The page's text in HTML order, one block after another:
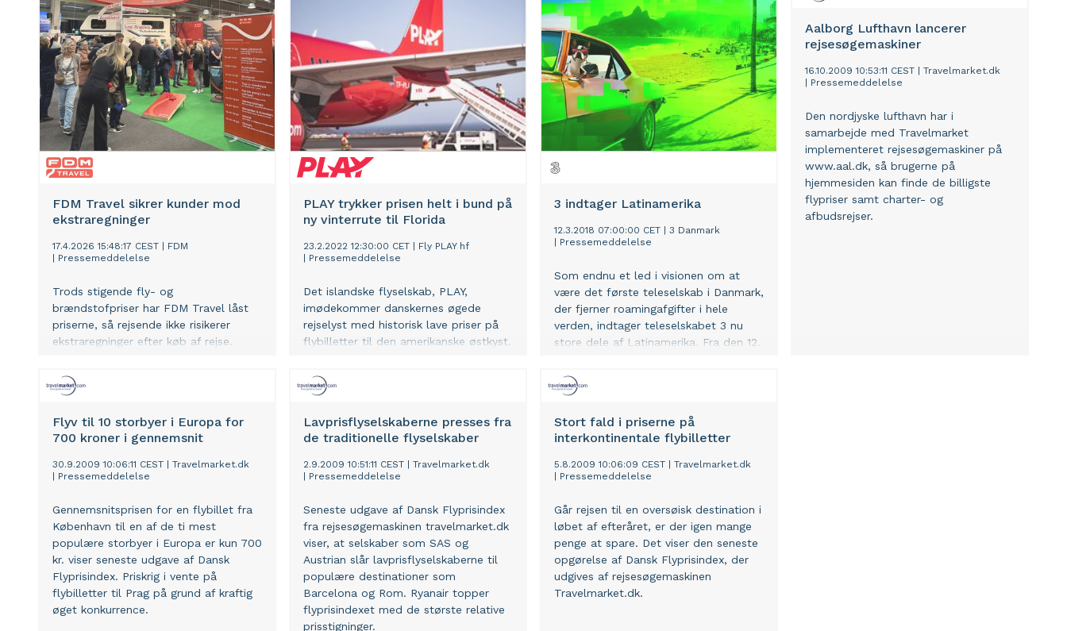
FDM Travel sikrer kunder mod
ekstraregninger
17.4.2026 15:48:17 CEST
FDM
Pressemeddelelse
Trods stigende fly- og
brændstofpriser har FDM Travel låst
priserne, så rejsende ikke risikerer
ekstraregninger efter køb af rejse.
Tryghedspakke i alle rejser.
PLAY trykker prisen helt i bund på
ny vinterrute til Florida
23.2.2022 12:30:00 CET
Fly PLAY hf
Pressemeddelelse
Det islandske flyselskab, PLAY,
imødekommer danskernes øgede
rejselyst med historisk lave priser på
flybilletter til den amerikanske østkyst.
vinterrute til Orlando i Florida, med
billetpriser helt ned til 999 kroner.
3 indtager Latinamerika
12.3.2018 07:00:00 CET
3 Danmark
Pressemeddelelse
Som endnu et led i visionen om at
være det første teleselskab i Danmark,
der fjerner roamingafgifter i hele
verden, indtager teleselskabet 3 nu
store dele af Latinamerika. Fra den 12.
abonnementer med 3LikeHome:
Mexico, Brasilien, Chile og Argentina.
danskere. Ifølge rejsesøgemaskinen
Momondo har der været en mærkbar
stigning i antal søgninger til særligt
Mexico og Chile på bare et år.
Aalborg Lufthavn lancerer
rejsesøgemaskiner
16.10.2009 10:53:11 CEST
Travelmarket.dk
Pressemeddelelse
Den nordjyske lufthavn har i
samarbejde med Travelmarket
implementeret rejsesøgemaskiner på
www.aal.dk, så brugerne på
hjemmesiden kan finde de billigste
flypriser samt charter- og
afbudsrejser.
Flyv til 10 storbyer i Europa for
700 kroner i gennemsnit
30.9.2009 10:06:11 CEST
Travelmarket.dk
Pressemeddelelse
Gennemsnitsprisen for en flybillet fra
København til en af de ti mest
populære storbyer i Europa er kun 700
kr. viser seneste udgave af Dansk
Flyprisindex. Priskrig i vente på
flybilletter til Prag på grund af kraftig
øget konkurrence.
Lavprisflyselskaberne presses fra
de traditionelle flyselskaber
2.9.2009 10:51:11 CEST
Travelmarket.dk
Pressemeddelelse
Seneste udgave af Dansk Flyprisindex
fra rejsesøgemaskinen travelmarket.dk
viser, at selskaber som SAS og
Austrian slår lavprisflyselskaberne til
populære destinationer som
Barcelona og Rom. Ryanair topper
flyprisindexet med de største relative
prisstigninger.
Stort fald i priserne på
interkontinentale flybilletter
5.8.2009 10:06:09 CEST
Travelmarket.dk
Pressemeddelelse
Går rejsen til en oversøisk destination i
løbet af efteråret, er der igen mange
penge at spare. Det viser den seneste
opgørelse af Dansk Flyprisindex, der
udgives af rejsesøgemaskinen
Travelmarket.dk.